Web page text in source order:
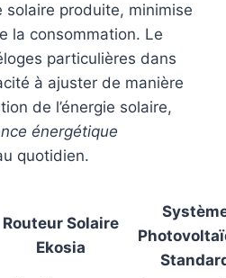
solaire produite, minimise
la consommation. Le
particulières dans
à ajuster de manière
de l’énergie solaire,
énergétique
quotidien.
Routeur Solaire
Ekosia